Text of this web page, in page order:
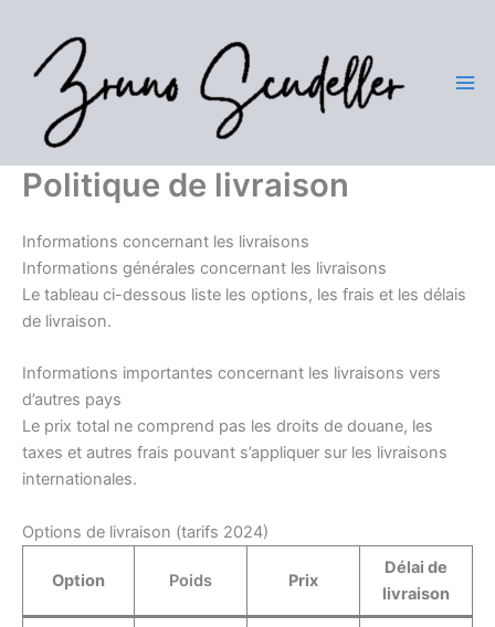
contenu
Politique de livraison
Informations concernant les livraisons
Informations générales concernant les livraisons
Le tableau ci-dessous liste les options, les frais et les délais
de livraison.
Informations importantes concernant les livraisons vers
d’autres pays
Le prix total ne comprend pas les droits de douane, les
taxes et autres frais pouvant s’appliquer sur les livraisons
internationales.
Options de livraison (tarifs 2024)
Option Poids Prix
Délai de
livraison